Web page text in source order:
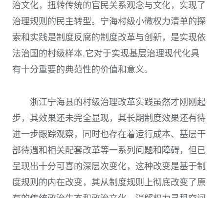
治文化，扭转传统的官民关系观念与文化，实现了
治理规则的民主转型。宁海村级小微权力清单的探
索和实践是制度反腐的制度改革与创新，是实现依
法治国的村级样本,它对于实现基层治理现代化具
有十分重要的典范性的价值和意义。
浙江宁海县的村级治理改革实践虽然才刚刚起
步，其效果还未完全显现，其长期制度效果还有待
进一步跟踪观察，同时也存在着运行成本、基层干
部待遇和相关配套改革等一系列问题和障碍，但已
呈现出十分可喜的深层次变化，这种改变是基于制
度规则的内在改变，其从制度规则上彻底改变了原